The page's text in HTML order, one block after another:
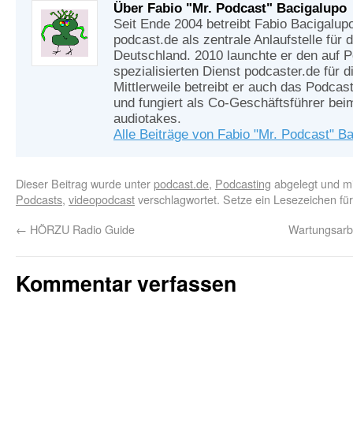
Über Fabio "Mr. Podcast" Bacigalupo
Seit Ende 2004 betreibt Fabio
podcast.de als zentrale Anlaufstelle für
Deutschland. 2010 launchte er den auf
spezialisierten Dienst podcaster.de für
Mittlerweile betreibt er auch das
und fungiert als Co-Geschäftsführer
audiotakes.
Alle Beiträge von Fabio "Mr. Podcast"
Dieser Beitrag wurde unterpodcast.de, Podcasting abgelegt und
Podcasts, videopodcastverschlagwortet. Setze ein Lesezeichen
← HÖRZU Radio Guide
Kommentar verfassen